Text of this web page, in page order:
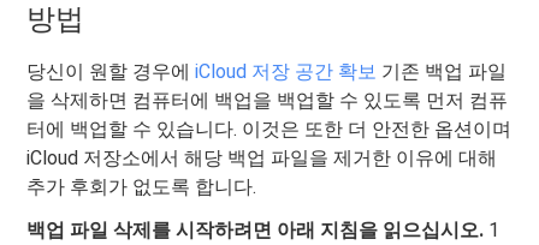
방법
당신이 원할 경우에iCloud 저장 공간 확보 기존 백업 파일
을 삭제하면 컴퓨터에 백업을 백업할 수 있도록 먼저 컴퓨
터에 백업할 수 있습니다. 이것은 또한 더 안전한 옵션이며
iCloud 저장소에서 해당 백업 파일을 제거한 이유에 대해
추가 후회가 없도록 합니다.
백업 파일 삭제를 시작하려면 아래 지침을 읽으십시오. 1